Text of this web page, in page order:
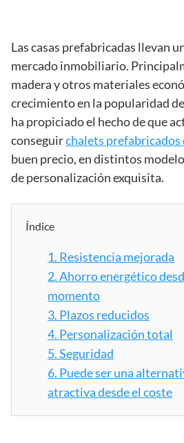
Las casas prefabricadas llevan
mercado inmobiliario.
madera y otros materiales
crecimiento en la popularidad
ha propiciado el hecho de que
conseguirchalets prefabricados
buen precio, en distintos
de personalización exquisita.
Índice
1. Resistencia mejorada
2.Ahorro energético
momento
3. Plazos reducidos
4. Personalización total
5.Seguridad
6. Puede ser una
atractiva desde el coste